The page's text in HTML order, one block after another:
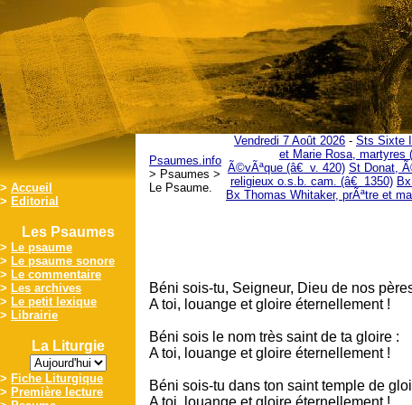
> Accueil
> Editorial
Les Psaumes
> Le psaume
> Le psaume sonore
> Le commentaire
> Les archives
> Le petit lexique
> Librairie
La Liturgie
> Fiche Liturgique
> Première lecture
Psaumes.info
> Psaumes >
Le Psaume.
Vendredi 7 Août 2026 - Sts Sixte
et Marie Rosa, martyres
Ã©vÃªque (â€ v. 420) St Donat,
religieux o.s.b. cam. (â€ 1350)
Bx Thomas Whitaker, prÃªtre et
Béni sois-tu, Seigneur, Dieu de nos
A toi, louange et gloire éternellement !
Béni sois le nom très saint de ta gloire :
A toi, louange et gloire éternellement !
Béni sois-tu dans ton saint temple de
A toi, louange et gloire éternellement !